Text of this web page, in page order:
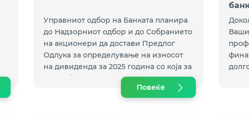
Управниот одбор на Банката планира
до Надзорниот одбор и до Собранието
на акционери да достави Предлог
Одлука за определување на износот
на дивиденда за 2025 година со која за
една обична акција ќе се предложи
бруто-износ од 1.350,00 денари.
Повеќе